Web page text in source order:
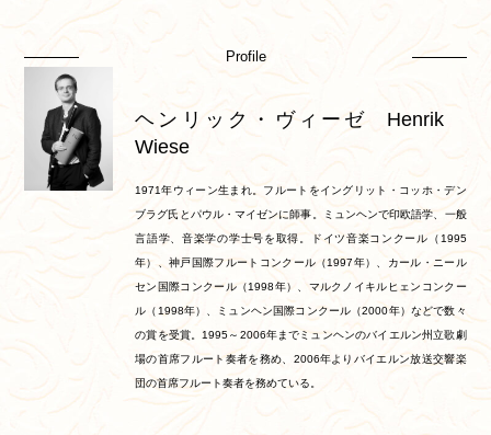
Profile
ヘンリック・ヴィーゼ Henrik
Wiese
1971年ウィーン生まれ。フルートをイングリット・コッホ・デン
ブラグ氏とパウル・マイゼンに師事。ミュンヘンで印欧語学、一般
言語学、音楽学の学士号を取得。ドイツ音楽コンクール（1995
年）、神戸国際フルートコンクール（1997年）、カール・ニール
セン国際コンクール（1998年）、マルクノイキルヒェンコンクー
ル（1998年）、ミュンヘン国際コンクール（2000年）などで数々
の賞を受賞。1995～2006年までミュンヘンのバイエルン州立歌劇
場の首席フルート奏者を務め、2006年よりバイエルン放送交響楽
団の首席フルート奏者を務めている。